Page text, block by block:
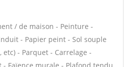
/ de maison - Peinture -
- Papier peint - Sol souple
etc) - Parquet - Carrelage -